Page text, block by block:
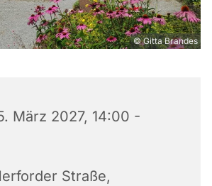
© Gitta Brandes
März 2027, 14:00 -
Straße,